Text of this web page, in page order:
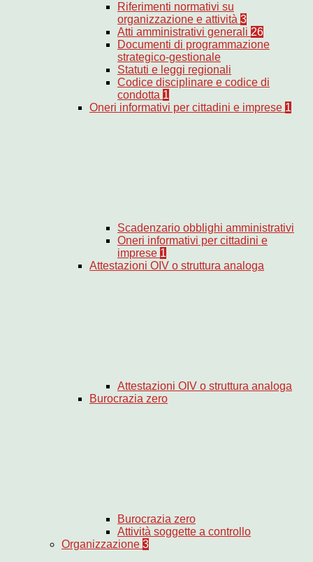
Riferimenti normativi su
organizzazione e attività 3
Atti amministrativi generali 26
Documenti di programmazione
strategico-gestionale
Statuti e leggi regionali
Codice disciplinare e codice di
condotta 1
Oneri informativi per cittadini e imprese 1
Scadenzario obblighi amministrativi
Oneri informativi per cittadini e
imprese 1
Attestazioni OIV o struttura analoga
Attestazioni OIV o struttura analoga
Burocrazia zero
Burocrazia zero
Attività soggette a controllo
Organizzazione 3